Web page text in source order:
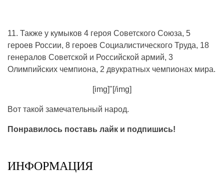
11. Также у кумыков 4 героя Советского Союза, 5
героев России, 8 героев Социалистического Труда, 18
генералов Советской и Российской армий, 3
Олимпийских чемпиона, 2 двукратных чемпионах мира.
[img]"[/img]
Вот такой замечательный народ.
Понравилось поставь лайк и подпишись!
ИНФОРМАЦИЯ